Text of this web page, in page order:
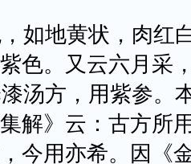
地黄状，肉红
色。又云六月采
方，用紫参。
解》云：古方所
今用亦希。因《